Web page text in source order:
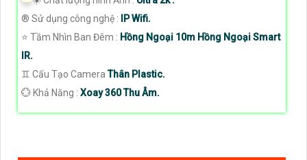
®️ Sử dụng công nghệ :
IP Wifi.
⭐ Tầm Nhìn Ban Đêm : Hồng Ngoại 10m Hồng Ngoại Smart
IR.
♊ Cấu Tạo CameraThân Plastic.
️💮 Khả Năng : Xoay 360 Thu Âm.